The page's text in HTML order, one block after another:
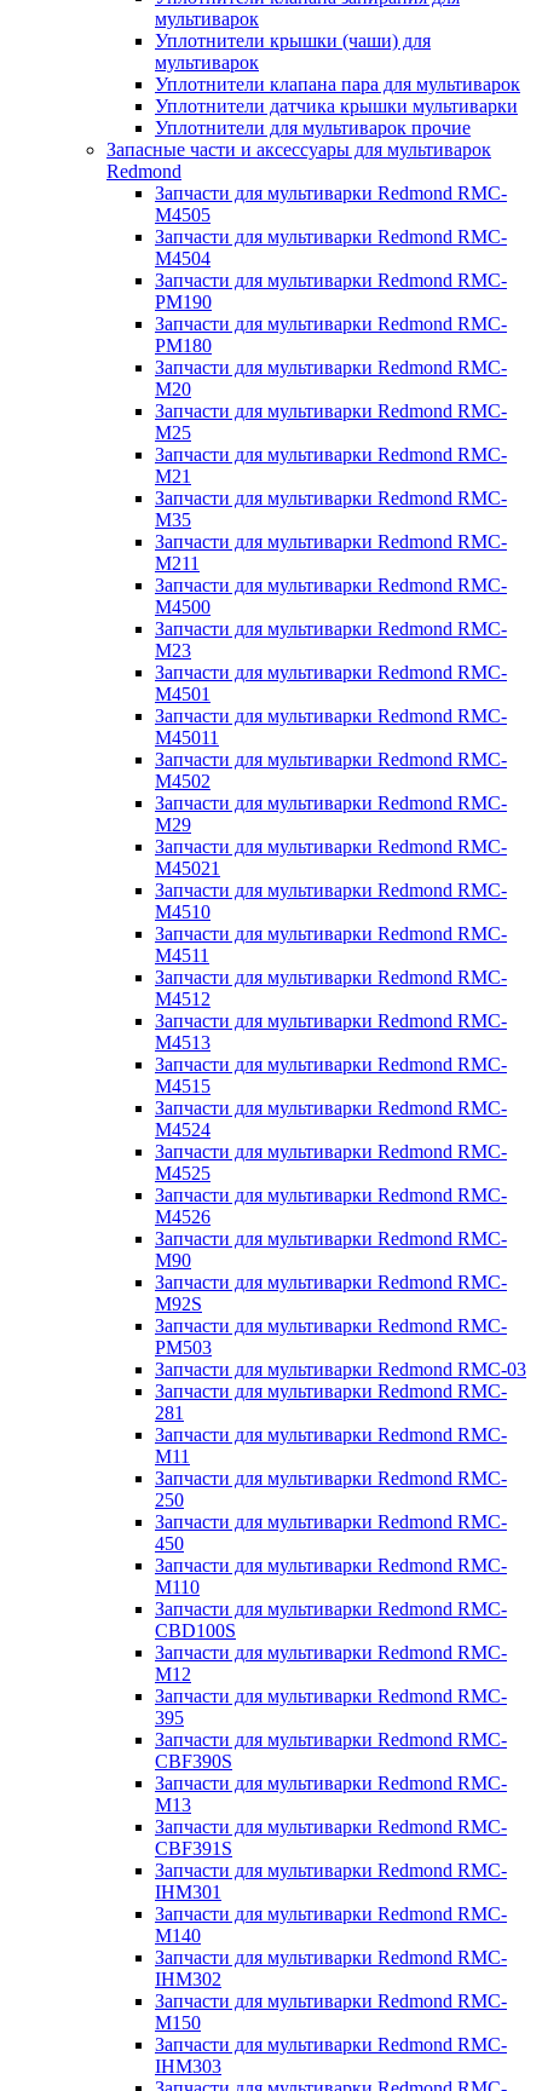
мультиварок
Уплотнители крышки (чаши) для
мультиварок
Уплотнители клапана пара для мультиварок
Уплотнители датчика крышки мультиварки
Уплотнители для мультиварок прочие
Запасные части и аксессуары для мультиварок
Redmond
Запчасти для мультиварки Redmond RMC-
M4505
Запчасти для мультиварки Redmond RMC-
M4504
Запчасти для мультиварки Redmond RMC-
PM190
Запчасти для мультиварки Redmond RMC-
PM180
Запчасти для мультиварки Redmond RMC-
M20
Запчасти для мультиварки Redmond RMC-
M25
Запчасти для мультиварки Redmond RMC-
M21
Запчасти для мультиварки Redmond RMC-
M35
Запчасти для мультиварки Redmond RMC-
M211
Запчасти для мультиварки Redmond RMC-
M4500
Запчасти для мультиварки Redmond RMC-
M23
Запчасти для мультиварки Redmond RMC-
M4501
Запчасти для мультиварки Redmond RMC-
M45011
Запчасти для мультиварки Redmond RMC-
M4502
Запчасти для мультиварки Redmond RMC-
M29
Запчасти для мультиварки Redmond RMC-
M45021
Запчасти для мультиварки Redmond RMC-
M4510
Запчасти для мультиварки Redmond RMC-
M4511
Запчасти для мультиварки Redmond RMC-
M4512
Запчасти для мультиварки Redmond RMC-
M4513
Запчасти для мультиварки Redmond RMC-
M4515
Запчасти для мультиварки Redmond RMC-
M4524
Запчасти для мультиварки Redmond RMC-
M4525
Запчасти для мультиварки Redmond RMC-
M4526
Запчасти для мультиварки Redmond RMC-
M90
Запчасти для мультиварки Redmond RMC-
M92S
Запчасти для мультиварки Redmond RMC-
PM503
Запчасти для мультиварки Redmond RMC-03
Запчасти для мультиварки Redmond RMC-
281
Запчасти для мультиварки Redmond RMC-
M11
Запчасти для мультиварки Redmond RMC-
250
Запчасти для мультиварки Redmond RMC-
450
Запчасти для мультиварки Redmond RMC-
M110
Запчасти для мультиварки Redmond RMC-
CBD100S
Запчасти для мультиварки Redmond RMC-
M12
Запчасти для мультиварки Redmond RMC-
395
Запчасти для мультиварки Redmond RMC-
CBF390S
Запчасти для мультиварки Redmond RMC-
M13
Запчасти для мультиварки Redmond RMC-
CBF391S
Запчасти для мультиварки Redmond RMC-
IHM301
Запчасти для мультиварки Redmond RMC-
M140
Запчасти для мультиварки Redmond RMC-
IHM302
Запчасти для мультиварки Redmond RMC-
M150
Запчасти для мультиварки Redmond RMC-
IHM303